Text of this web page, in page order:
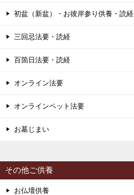
初盆（新盆）・お彼岸参り供養・読経
三回忌法要・読経
百箇日法要・読経
オンライン法要
オンラインペット法要
お墓じまい
その他ご供養
お仏壇供養